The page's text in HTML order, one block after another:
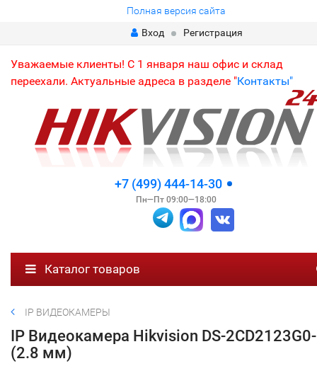
Полная версия сайта
Вход
Регистрация
Уважаемые клиенты! С 1 января наш офис и склад
переехали. Актуальные адреса в разделе "Контакты"
+7 (499) 444-14-30
Пн—Пт 09:00—18:00
Каталог товаров
IP ВИДЕОКАМЕРЫ
IP Видеокамера Hikvision DS-
(2.8 мм)